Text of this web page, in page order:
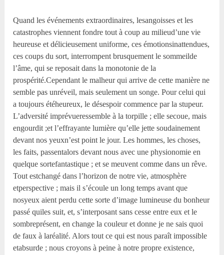
Quand les événements extraordinaires, lesangoisses et les
catastrophes viennent fondre tout à coup au milieud’une vie
heureuse et délicieusement uniforme, ces émotionsinattendues,
ces coups du sort, interrompent brusquement le sommeilde
l’âme, qui se reposait dans la monotonie de la
prospérité.Cependant le malheur qui arrive de cette manière ne
semble pas unréveil, mais seulement un songe. Pour celui qui
a toujours étéheureux, le désespoir commence par la stupeur.
L’adversité imprévueressemble à la torpille ; elle secoue, mais
engourdit ;et l’effrayante lumière qu’elle jette soudainement
devant nos yeuxn’est point le jour. Les hommes, les choses,
les faits, passentalors devant nous avec une physionomie en
quelque sortefantastique ; et se meuvent comme dans un rêve.
Tout estchangé dans l’horizon de notre vie, atmosphère
etperspective ; mais il s’écoule un long temps avant que
nosyeux aient perdu cette sorte d’image lumineuse du bonheur
passé quiles suit, et, s’interposant sans cesse entre eux et le
sombreprésent, en change la couleur et donne je ne sais quoi
de faux à laréalité. Alors tout ce qui est nous paraît impossible
etabsurde ; nous croyons à peine à notre propre existence,